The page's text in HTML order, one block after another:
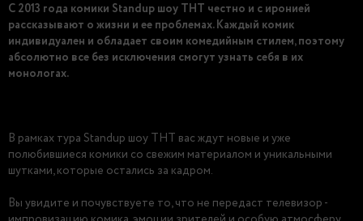
С 2013 года комики Standup шоу ТНТ честно и с иронией
рассказывают о жизни и ее проблемах. Каждый комик
индивидуален и обладает своим комедийным стилем, поэтому
абсолютно все без исключения смогут узнать себя в их
монологах.
В рамках тура Standup шоу ТНТ вас ждут новые и уже
полюбившиеся комики со свежим материалом и уникальными
шутками, которые остались за кадром.
Вы увидите и почувствуете то, что не передаст телевизор -